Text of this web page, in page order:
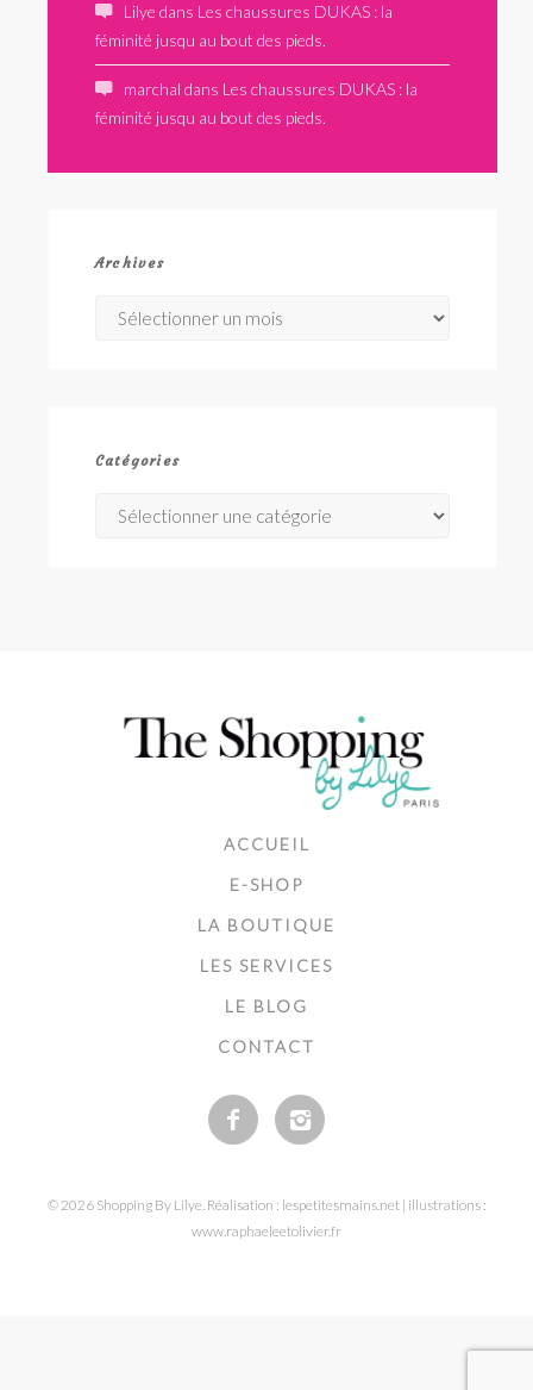
Lilye dans Les chaussures DUKAS : la
féminité jusqu au bout des pieds.
marchal dans Les chaussures DUKAS : la
féminité jusqu au bout des pieds.
Archives
Catégories
ACCUEIL
E-SHOP
LA BOUTIQUE
LES SERVICES
LE BLOG
CONTACT
© 2026 Shopping By Lilye. Réalisation : lespetitesmains.net | illustrations :
www.raphaeleetolivier.fr